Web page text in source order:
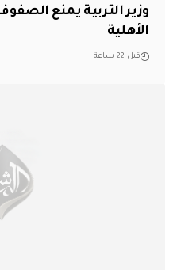
وزير التربية يمنع
الأهلية
قبل 22 ساعة